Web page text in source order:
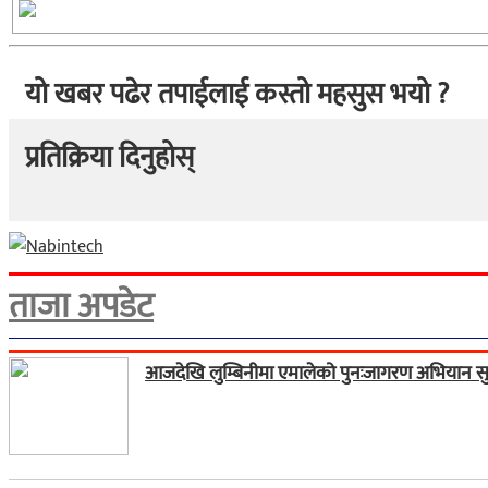
यो खबर पढेर तपाईलाई कस्तो महसुस भयो ?
प्रतिक्रिया दिनुहोस्
ताजा अपडेट
आजदेखि लुम्बिनीमा एमालेको पुनःजागरण अभियान